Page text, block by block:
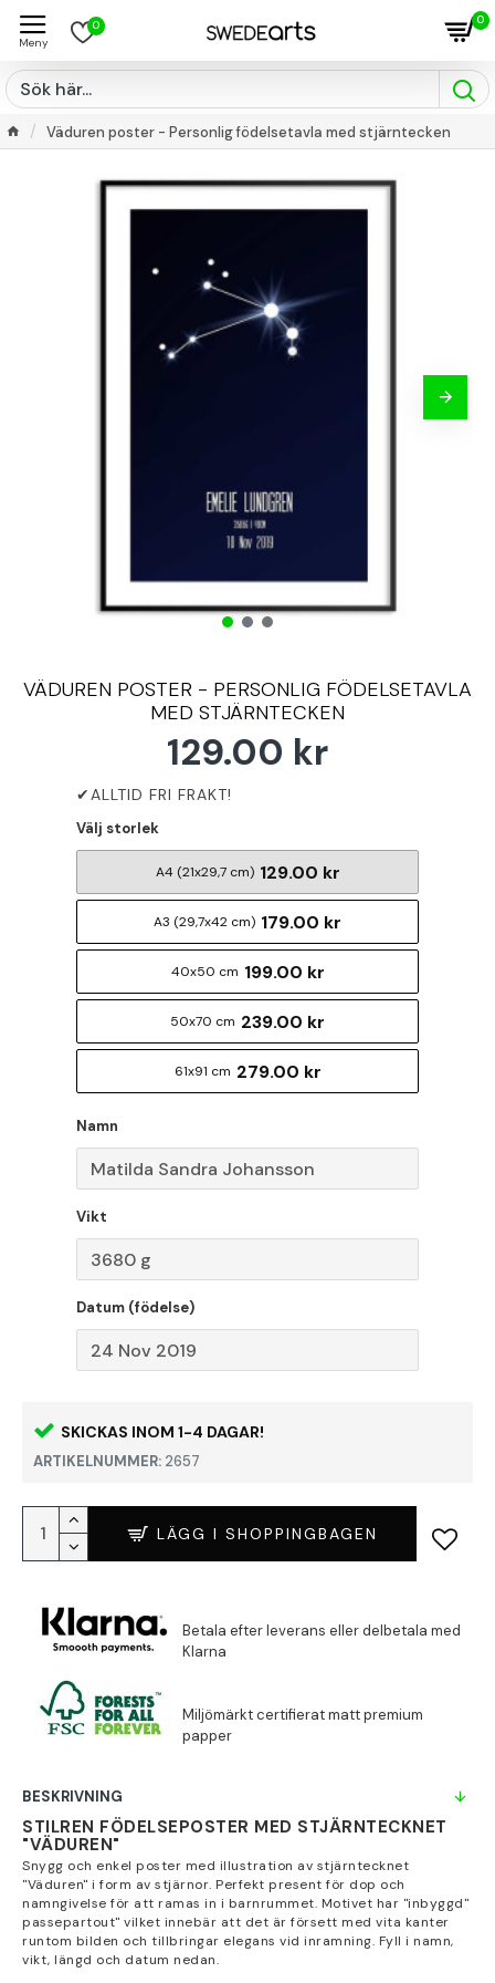
0 0
Väduren poster - Personlig födelsetavla med stjärntecken
VÄDUREN POSTER - PERSONLIG FÖDELSETAVLA
MED STJÄRNTECKEN
SKICKAS INOM 1-4 DAGAR!
ARTIKELNUMMER: 2657
129.00 kr
Välj storlek
A4 (21x29,7 cm) 129.00 kr
A3 (29,7x42 cm) 179.00 kr
40x50 cm 199.00 kr
50x70 cm 239.00 kr
61x91 cm 279.00 kr
Namn
Vikt
Datum (födelse)
LÄGG I SHOPPINGBAGEN
BESKRIVNING
STILREN FÖDELSEPOSTER MED STJÄRNTECKNET
"VÄDUREN"
Snygg och enkel poster med illustration av stjärntecknet
"Väduren" i form av stjärnor. Perfekt present för dop och
namngivelse för att ramas in i barnrummet. Motivet har "inbyggd"
passepartout" vilket innebär att det är försett med vita kanter
runtom bilden och tillbringar elegans vid inramning. Fyll i namn,
vikt, längd och datum nedan.